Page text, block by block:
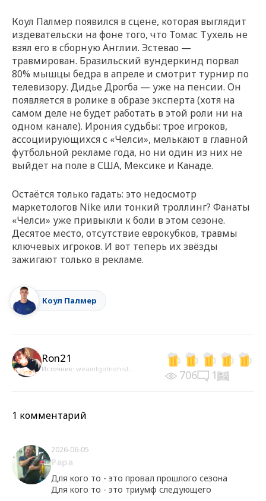
Коул Палмер появился в сцене, которая выглядит
издевательски на фоне того, что Томас Тухель не
взял его в сборную Англии. Эстевао —
травмирован. Бразильский вундеркинд порвал
80% мышцы бедра в апреле и смотрит турнир по
телевизору. Дидье Дрогба — уже на пенсии. Он
появляется в ролике в образе эксперта (хотя на
самом деле не будет работать в этой роли ни на
одном канале). Ирония судьбы: трое игроков,
ассоциирующихся с «Челси», мелькают в главной
футбольной рекламе года, но ни один из них не
выйдет на поле в США, Мексике и Канаде.
Остаётся только гадать: это недосмотр
маркетологов Nike или тонкий троллинг? Фанаты
«Челси» уже привыкли к боли в этом сезоне.
Десятое место, отсутствие еврокубков, травмы
ключевых игроков. И вот теперь их звёзды
зажигают только в рекламе.
Коул Палмер
Ron21
Источник: weaintgotnohist... 706 1
1 комментарий
2026-06-05
Papa
Для кого то - это провал прошлого сезона
Для кого то - это триумф следующего